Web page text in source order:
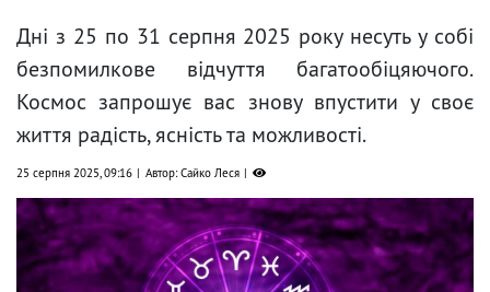
Дні з 25 по 31 серпня 2025 року несуть у собі
безпомилкове відчуття багатообіцяючого.
Космос запрошує вас знову впустити у своє
життя радість, ясність та можливості.
25 серпня 2025, 09:16 Автор: Сайко Леся